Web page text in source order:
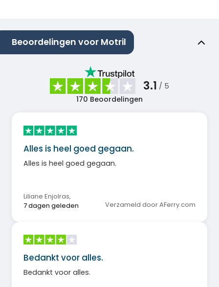
Beoordelingen voor Motril
3.1 / 5
170 Beoordelingen
Alles is heel goed gegaan.
Alles is heel goed gegaan.
Liliane Enjolras,
7 dagen geleden
Verzameld door AFerry.com
Bedankt voor alles.
Bedankt voor alles.